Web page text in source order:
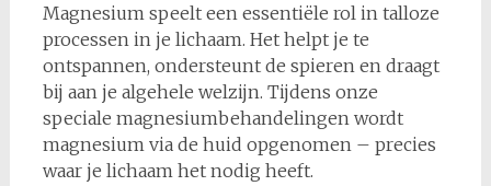
Magnesium speelt een essentiële rol in talloze
processen in je lichaam. Het helpt je te
ontspannen, ondersteunt de spieren en draagt
bij aan je algehele welzijn. Tijdens onze
speciale magnesiumbehandelingen wordt
magnesium via de huid opgenomen – precies
waar je lichaam het nodig heeft.